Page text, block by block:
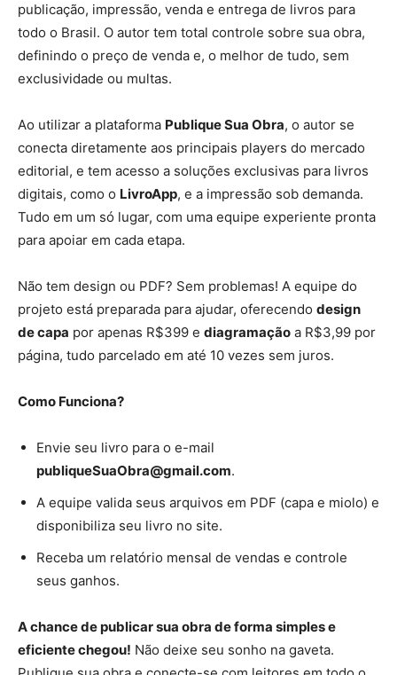
publicação, impressão, venda e entrega de livros para
todo o Brasil. O autor tem total controle sobre sua obra,
definindo o preço de venda e, o melhor de tudo, sem
exclusividade ou multas.
Ao utilizar a plataforma Publique Sua Obra, o autor se
conecta diretamente aos principais players do mercado
editorial, e tem acesso a soluções exclusivas para livros
digitais, como o LivroApp, e a impressão sob demanda.
Tudo em um só lugar, com uma equipe experiente pronta
para apoiar em cada etapa.
Não tem design ou PDF? Sem problemas! A equipe do
projeto está preparada para ajudar, oferecendo design
de capa por apenas R$399 e diagramação a R$3,99 por
página, tudo parcelado em até 10 vezes sem juros.
Como Funciona?
Envie seu livro para o e-mail
publiqueSuaObra@gmail.com.
A equipe valida seus arquivos em PDF (capa e miolo) e
disponibiliza seu livro no site.
Receba um relatório mensal de vendas e controle
seus ganhos.
A chance de publicar sua obra de forma simples e
eficiente chegou! Não deixe seu sonho na gaveta.